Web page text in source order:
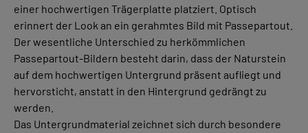
einer hochwertigen Trägerplatte platziert. Optisch
erinnert der Look an ein gerahmtes Bild mit Passepartout.
Der wesentliche Unterschied zu herkömmlichen
Passepartout-Bildern besteht darin, dass der Naturstein
auf dem hochwertigen Untergrund präsent aufliegt und
hervorsticht, anstatt in den Hintergrund gedrängt zu
werden.
Das Untergrundmaterial zeichnet sich durch besondere